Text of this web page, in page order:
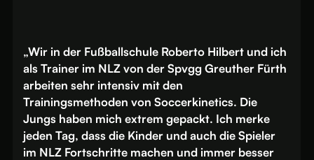
"Als Profi erlebst Du jeden Tag aufs Neue, dass im
Fußball Kleinigkeiten über Sieg oder Niederlage
entscheiden. Siehst Du freie Mitspieler? Wie gut ist
dein erster Kontakt? Ohne ein gezieltes Training
dieser Details kannst Du dich heute im Fußball
meiner Meinung nach nicht mehr durchsetzen.
Wichtig ist, dass Du diese Schwerpunkte gezielt